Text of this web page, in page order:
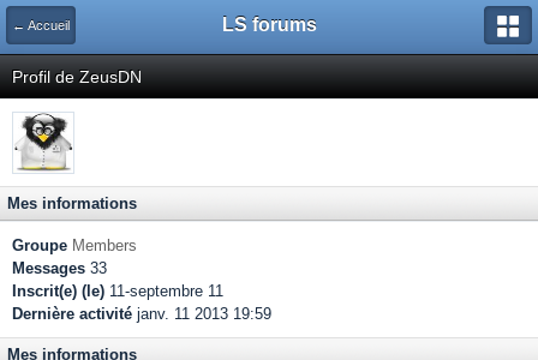
← Accueil LS forums
Profil de ZeusDN
Mes informations
Groupe Members
Messages 33
Inscrit(e) (le) 11-septembre 11
Dernière activité janv. 11 2013 19:59
Mes informations